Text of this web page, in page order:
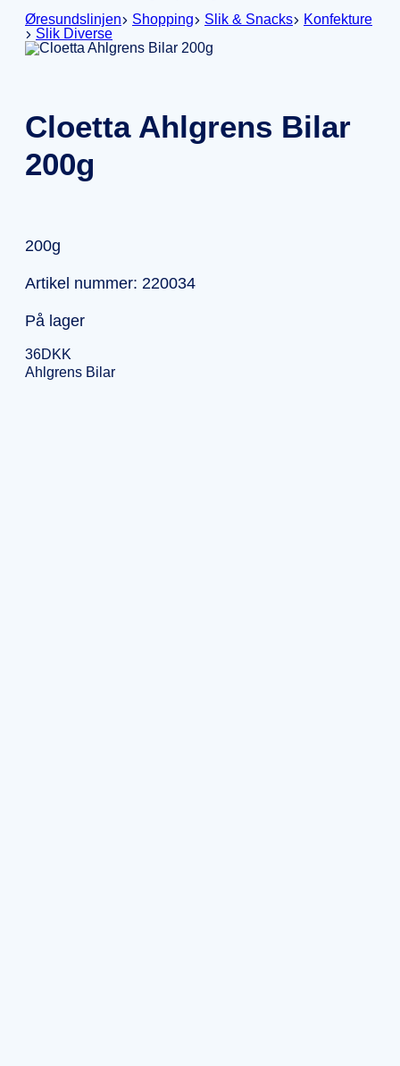
Øresundslinjen
Shopping Slik & Snacks
Konfekture
Slik Diverse
Cloetta Ahlgrens Bilar
200g
200g
Artikel nummer: 220034
På lager
36DKK
Ahlgrens Bilar